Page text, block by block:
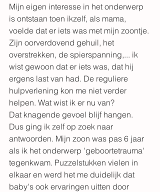
Mijn eigen interesse in het onderwerp
is ontstaan toen ikzelf, als mama,
voelde dat er iets was met mijn zoontje.
Zijn oorverdovend gehuil, het
overstrekken, de spierspanning,... ik
wist gewoon dat er iets was, dat hij
ergens last van had. De reguliere
hulpverlening kon me niet verder
helpen. Wat wist ik er nu van?
Dat knagende gevoel blijf hangen.
Dus ging ik zelf op zoek naar
antwoorden. Mijn zoon was pas 6 jaar
als ik het onderwerp 'geboortetrauma'
tegenkwam. Puzzelstukken vielen in
elkaar en werd het me duidelijk dat
baby's ook ervaringen uitten door